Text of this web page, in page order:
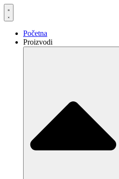
Skočite
na
Početna
Proizvodi